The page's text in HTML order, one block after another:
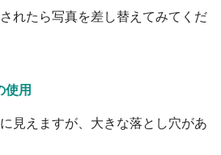
れたら写真を差し替えてみてくだ
用
見えますが、大きな落とし穴があ